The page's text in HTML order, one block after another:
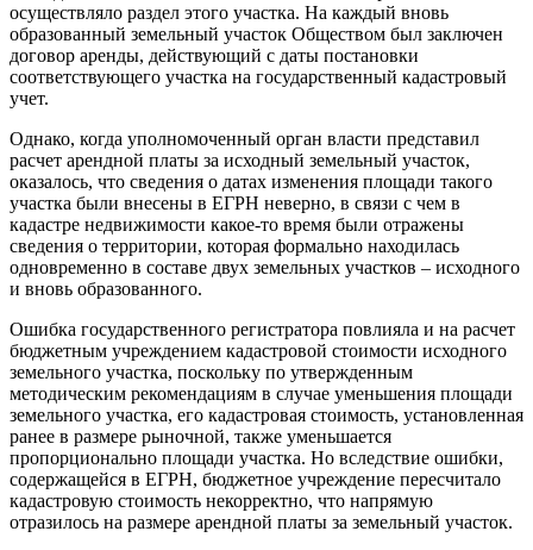
осуществляло раздел этого участка. На каждый вновь
образованный земельный участок Обществом был заключен
договор аренды, действующий с даты постановки
соответствующего участка на государственный кадастровый
учет.
Однако, когда уполномоченный орган власти представил
расчет арендной платы за исходный земельный участок,
оказалось, что сведения о датах изменения площади такого
участка были внесены в ЕГРН неверно, в связи с чем в
кадастре недвижимости какое-то время были отражены
сведения о территории, которая формально находилась
одновременно в составе двух земельных участков – исходного
и вновь образованного.
Ошибка государственного регистратора повлияла и на расчет
бюджетным учреждением кадастровой стоимости исходного
земельного участка, поскольку по утвержденным
методическим рекомендациям в случае уменьшения площади
земельного участка, его кадастровая стоимость, установленная
ранее в размере рыночной, также уменьшается
пропорционально площади участка. Но вследствие ошибки,
содержащейся в ЕГРН, бюджетное учреждение пересчитало
кадастровую стоимость некорректно, что напрямую
отразилось на размере арендной платы за земельный участок.